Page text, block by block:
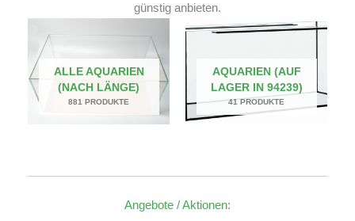
günstig anbieten.
ALLE AQUARIEN
(NACH LÄNGE)
881 PRODUKTE
AQUARIEN (AUF
LAGER IN 94239)
41 PRODUKTE
Angebote / Aktionen: